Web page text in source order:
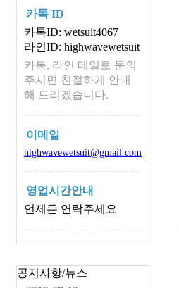
카톡 ID
카톡ID: wetsuit4067
라인ID: highwavewetsuit
카톡, 라인 메일로 문의
주시면 친절하게 안내
해 드리겠습니다.
이메일
highwavewetsuit@gmail.com
영업시간안내
언제든 연락주세요
공지사항/뉴스